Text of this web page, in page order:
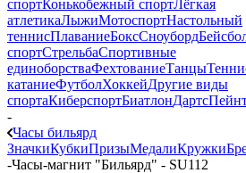
спортКонькобежный спортЛёгкая
атлетикаЛыжиМотоспортНастольный
теннисПлаваниеБоксСноуборд
спортСтрельбаСпортивные
единоборстваФехтованиеТанцы
катаниеФутболХоккейДругие виды
спортаКиберспортБиатлонДартс
-
Часы бильярд
ЗначкиКубкиПризыМедалиКружки
-Часы-магнит "Бильярд" - SU112